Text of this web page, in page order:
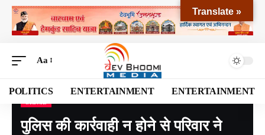
Aa
POLITICS ENTERTAINMENT ENTERTAINMENT
Devbhoomi Media >Blog>CRIME >पुलिस की कार्रवाही न होने से परिवार ने छोड़ा घर !
पुलिस की कार्रवाही न होने से परिवार ने
Translate »